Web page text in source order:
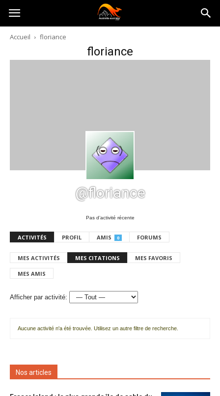
Australia-
australie.com
Accueil floriance
floriance
@floriance
Pas d’activité récente
ACTIVITÉS PROFIL AMIS 0 FORUMS
MES ACTIVITÉS MES CITATIONS MES FAVORIS
MES AMIS
Afficher par activité:
Aucune activité n'a été trouvée. Utilisez un autre filtre de recherche.
Nos articles